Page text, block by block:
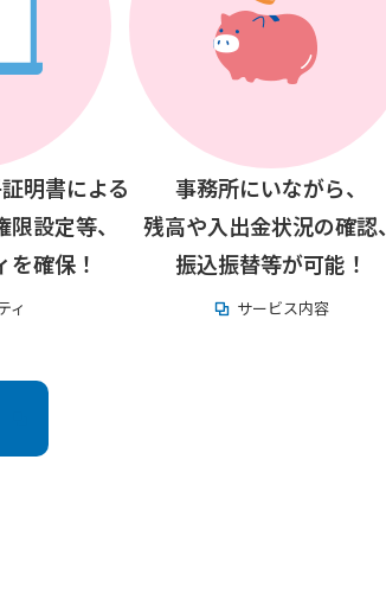
明書による
設定等、
を確保！
ィ
事務所にいながら、
残高や入出金状況の確認、
振込振替等が可能！
サービス内容